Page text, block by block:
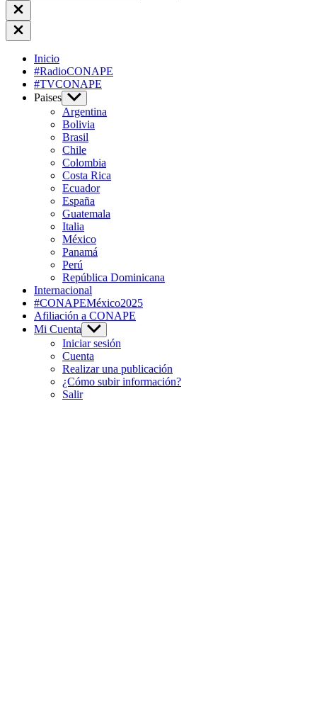
Close
search
Close
Off
Inicio
#RadioCONAPE
#TVCONAPE
Paises Show
sub
menu
Argentina
Bolivia
Brasil
Chile
Colombia
Costa Rica
Ecuador
España
Guatemala
Italia
México
Panamá
Perú
República Dominicana
Internacional
#CONAPEMéxico2025
Afiliación a CONAPE
Mi Cuenta Show
sub
menu
Iniciar sesión
Cuenta
Realizar una publicación
¿Cómo subir información?
Salir